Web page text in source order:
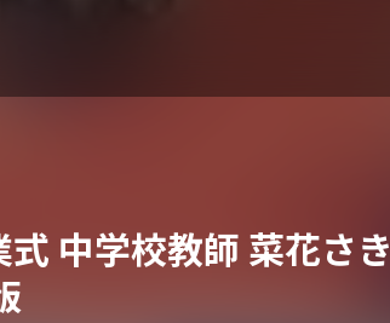
中学校教師 菜花さき